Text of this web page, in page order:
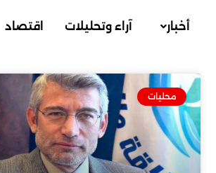
أخبار آراء وتحليلات اقتصاد
محليات